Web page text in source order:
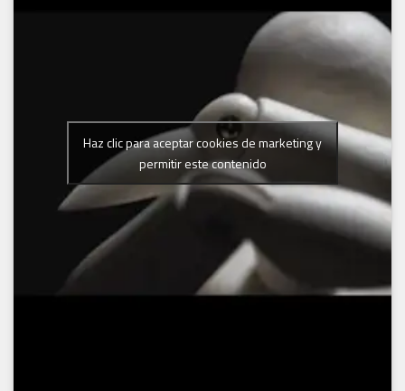
Haz clic para aceptar cookies de marketing y
permitir este contenido